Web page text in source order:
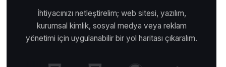
İhtiyacınızı netleştirelim; web sitesi, yazılım,
kurumsal kimlik, sosyal medya veya reklam
yönetimi için uygulanabilir bir yol haritası çıkaralım.